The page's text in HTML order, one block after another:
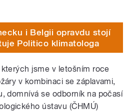
i Belgii opravdu stojí
Politico klimatologa
jsme v letošním roce
v kombinaci se záplavami,
domnívá se odborník na počasí
ústavu (ČHMÚ)